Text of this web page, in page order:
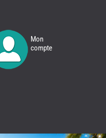
Mon
compte